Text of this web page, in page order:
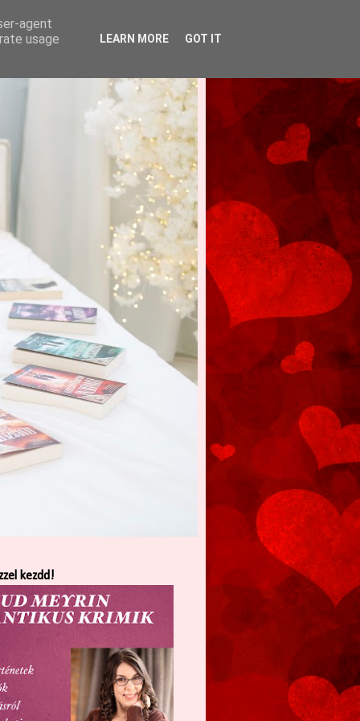
kezdd!
agent
usage
LEARN MORE GOT IT